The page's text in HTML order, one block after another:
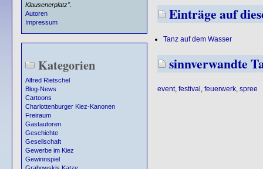
Klausenerplatz".
Autoren
Impressum
Kategorien
Alfred Rietschel
Blog-News
Cartoons
Charlottenburger Kiez-Kanonen
Freiraum
Gastautoren
Geschichte
Gesellschaft
Gewerbe im Kiez
Gewinnspiel
Einträge auf
Tanz auf dem Wasser
sinnverwandte
event, festival feuerwerk, spree